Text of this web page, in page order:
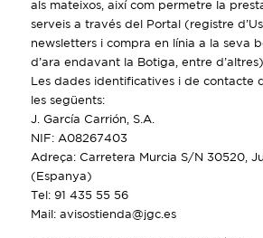
als mateixos, així com permetre la
serveis a través del Portal (registre
newsletters i compra en línia a la seva
d’ara endavant la Botiga, entre
Les dades identificatives i de contacte
les següents:
J. García Carrión, S.A.
NIF: A08267403
Adreça: Carretera Murcia S/N 30520,
(Espanya)
Tel: 91 435 55 56
Mail: avisostienda@jgc.es